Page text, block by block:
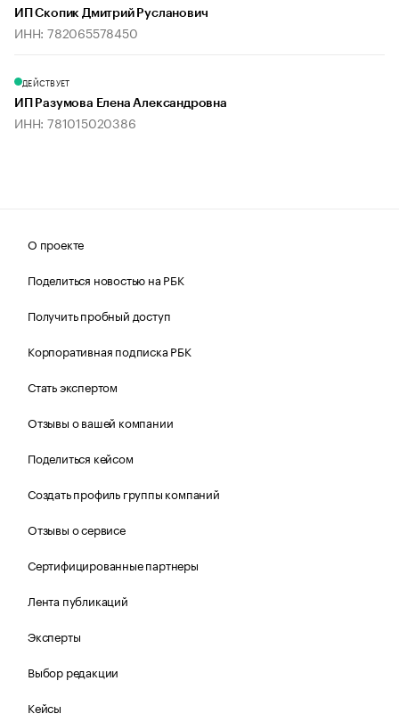
ИП Скопик Дмитрий Русланович
ИНН: 782065578450
ДЕЙСТВУЕТ
ИП Разумова Елена Александровна
ИНН: 781015020386
О проекте
Поделиться новостью на РБК
Получить пробный доступ
Корпоративная подписка РБК
Стать экспертом
Отзывы о вашей компании
Поделиться кейсом
Создать профиль группы компаний
Отзывы о сервисе
Сертифицированные партнеры
Лента публикаций
Эксперты
Выбор редакции
Кейсы